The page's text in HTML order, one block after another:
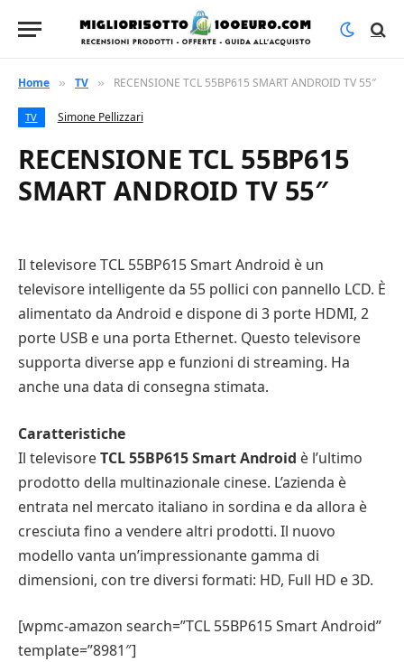
Home » TV » RECENSIONE TCL 55BP615 SMART ANDROID TV 55″
TV Simone Pellizzari
RECENSIONE TCL 55BP615
SMART ANDROID TV 55″
Il televisore TCL 55BP615 Smart Android è un
televisore intelligente da 55 pollici con pannello LCD. È
alimentato da Android e dispone di 3 porte HDMI, 2
porte USB e una porta Ethernet. Questo televisore
supporta diverse app e funzioni di streaming. Ha
anche una data di consegna stimata.
Caratteristiche
Il televisoreTCL 55BP615 Smart Android è l’ultimo
prodotto della multinazionale cinese. L’azienda è
entrata nel mercato italiano in sordina e da allora è
cresciuta fino a vendere altri prodotti. Il nuovo
modello vanta un’impressionante gamma di
dimensioni, con tre diversi formati: HD, Full HD e 3D.
[wpmc-amazon search=”TCL 55BP615 Smart Android”
template=”8981″]